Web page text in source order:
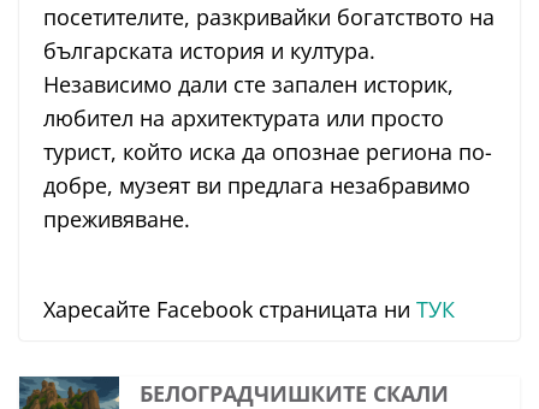
посетителите, разкривайки богатството на
българската история и култура.
Независимо дали сте запален историк,
любител на архитектурата или просто
турист, който иска да опознае региона по-
добре, музеят ви предлага незабравимо
преживяване.
Харесайте Facebook страницата ни ТУК
БЕЛОГРАДЧИШКИТЕ СКАЛИ